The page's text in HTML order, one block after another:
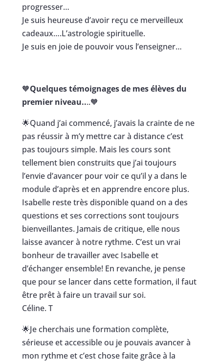
progresser…
Je suis heureuse d’avoir reçu ce merveilleux
cadeaux….L’astrologie spirituelle.
Je suis en joie de pouvoir vous l’enseigner…
🧡Quelques témoignages de mes élèves du
premier niveau....🧡
🌟Quand j’ai commencé, j’avais la crainte de ne
pas réussir à m’y mettre car à distance c’est
pas toujours simple. Mais les cours sont
tellement bien construits que j’ai toujours
l’envie d’avancer pour voir ce qu’il y a dans le
module d’après et en apprendre encore plus.
Isabelle reste très disponible quand on a des
questions et ses corrections sont toujours
bienveillantes. Jamais de critique, elle nous
laisse avancer à notre rythme. C’est un vrai
bonheur de travailler avec Isabelle et
d’échanger ensemble! En revanche, je pense
que pour se lancer dans cette formation, il faut
être prêt à faire un travail sur soi.
Céline. T
🌟Je cherchais une formation complète,
sérieuse et accessible ou je pouvais avancer à
mon rythme et c’est chose faite grâce à la